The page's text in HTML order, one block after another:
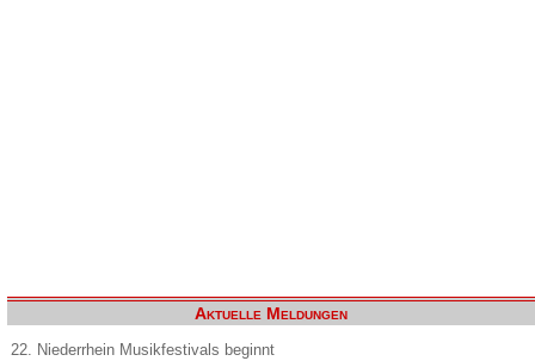
Aktuelle Meldungen
22. Niederrhein Musikfestivals beginnt